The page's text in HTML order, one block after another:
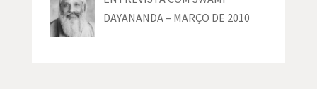
DAYANANDA – MARÇO DE 2010